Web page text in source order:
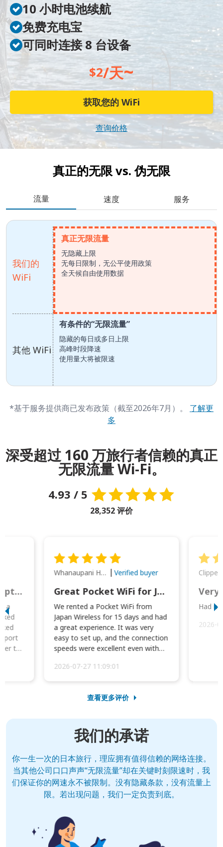
10 小时电池续航
免费充电宝
可同时连接 8 台设备
$2/天~
获取您的 WiFi
查询价格
真正的无限 vs.伪无限
流量 速度 服务
我们的
WiFi
其他 WiFi
真正无限流量
无隐藏上限
无每日限制，无公平使用政策
全天候自由使用数据
有条件的“无限流量”
隐藏的每日或多日上限
高峰时段降速
使用量大将被限速
*基于服务提供商已发布政策（截至2026年7月）。 了解更
多
深受超过 160 万旅行者信赖的真正
无限流量 Wi-Fi。
4.93 / 5
28,352 评价
This was wonderful option to a family of four. Everything worked smoothly.
a
to
Whanaupani Henry Joseph Macown Verified buyer
Great Pocket WiFi for Japan Travel
We rented a Pocket WiFi from
Japan Wireless for 15 days and had
a great experience. It was very
easy to set up, and the connection
speeds were excellent even with
2026-07-27 11:09:01
Very
Had
2026-
查看更多评价
我们的承诺
你一生一次的日本旅行，理应拥有值得信赖的网络连接。
当其他公司口口声声“无限流量”却在关键时刻限速时，我
们保证你的网速永不被限制。没有隐藏条款，没有流量上
限。若出现问题，我们一定负责到底。